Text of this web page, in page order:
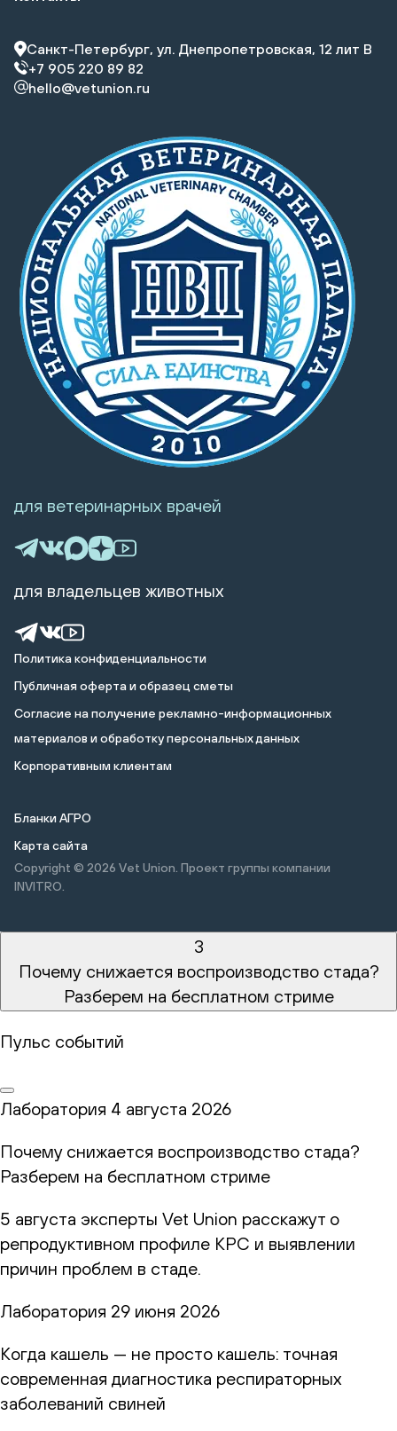
Санкт-Петербург, ул. Днепропетровская, 12 лит В
+7 905 220 89 82
hello@vetunion.ru
Политика конфиденциальности
Публичная оферта и образец сметы
Cогласие на получение рекламно-информационных
материалов и обработку персональных данных
Корпоративным клиентам
Бланки АГРО
Карта сайта
Copyright © 2026 Vet Union. Проект группы компании
INVITRO.
для ветеринарных врачей
для владельцев животных
3
Почему снижается воспроизводство стада?
Разберем на бесплатном стриме
Пульс событий
Лаборатория 4 августа 2026
Почему снижается воспроизводство стада?
Разберем на бесплатном стриме
5 августа эксперты Vet Union расскажут о
репродуктивном профиле КРС и выявлении
причин проблем в стаде.
Лаборатория 29 июня 2026
Когда кашель — не просто кашель: точная
современная диагностика респираторных
заболеваний свиней